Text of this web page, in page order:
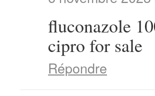
fluconazole
cipro for sale
Répondre